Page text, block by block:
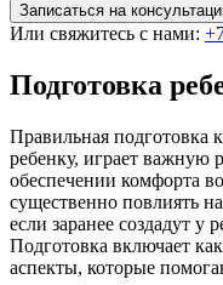
Записаться на
Или свяжитесь с нами:
Подготовка
Правильная подготовка
ребенку, играет важную
обеспечении комфорта
существенно повлиять
если заранее создадут у
Подготовка включает
аспекты, которые